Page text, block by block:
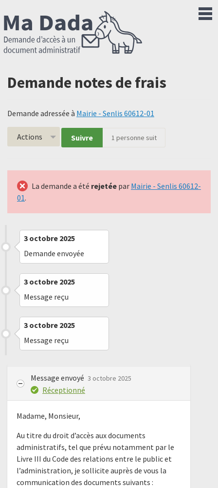
Demande notes de frais
Demande adressée à Mairie - Senlis 60612-01
Actions Suivre 1 personne suit
La demande a été rejetée par Mairie - Senlis 60612-
01.
3 octobre 2025
Demande envoyée
3 octobre 2025
Message reçu
3 octobre 2025
Message reçu
Message envoyé 3 octobre 2025
Réceptionné
Madame, Monsieur,
Au titre du droit d’accès aux documents
administratifs, tel que prévu notamment par le
Livre III du Code des relations entre le public et
l’administration, je sollicite auprès de vous la
communication des documents suivants :